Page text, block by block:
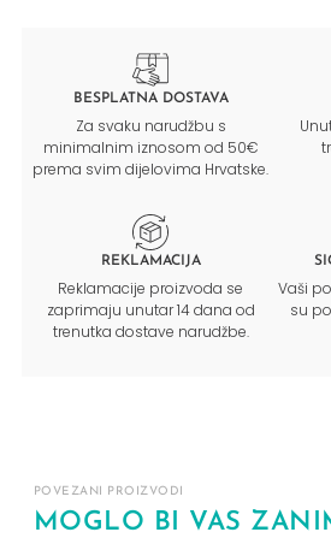
BESPLATNA DOSTAVA
Za svaku narudžbu s
minimalnim iznosom od 50€
prema svim dijelovima Hrvatske.
REKLAMACIJA
Reklamacije proizvoda se
zaprimaju unutar 14 dana od
trenutka dostave narudžbe.
Vaši
su
POVEZANI PROIZVODI
MOGLO BI VAS